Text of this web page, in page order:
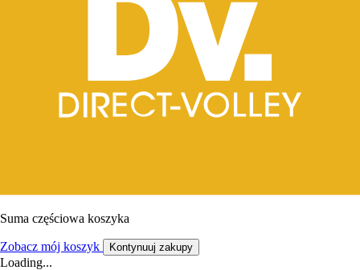
Suma częściowa koszyka
Zobacz mój koszyk Kontynuuj zakupy
Loading...